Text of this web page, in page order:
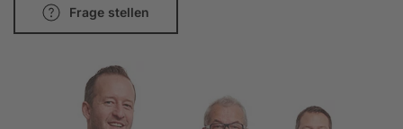
Frage stellen